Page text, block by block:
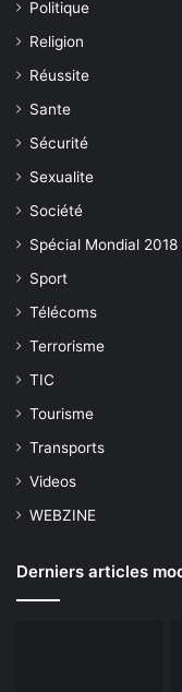
Politique
Religion
Réussite
Sante
Sécurité
Sexualite
Société
Spécial Mondial 2018
Sport
Télécoms
Terrorisme
TIC
Tourisme
Transports
Videos
WEBZINE
Derniers articles